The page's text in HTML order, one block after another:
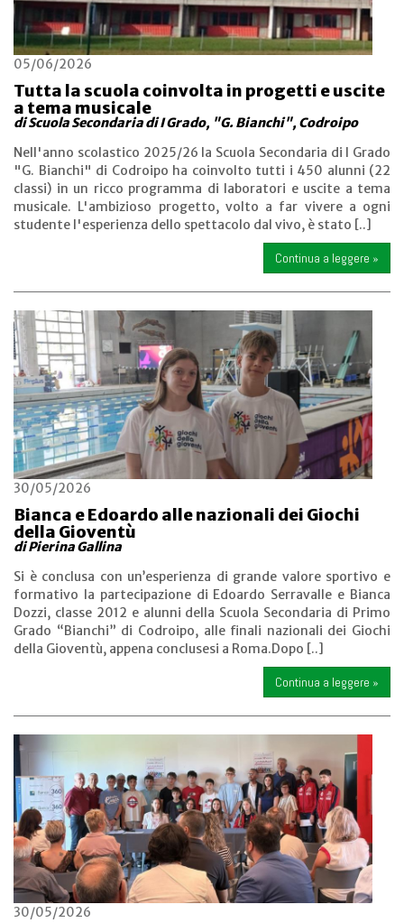
05/06/2026
Tutta la scuola coinvolta in progetti e uscite
a tema musicale
di Scuola Secondaria di I Grado, "G. Bianchi", Codroipo
Nell'anno scolastico 2025/26 la Scuola Secondaria di I Grado
"G. Bianchi" di Codroipo ha coinvolto tutti i 450 alunni (22
classi) in un ricco programma di laboratori e uscite a tema
musicale. L'ambizioso progetto, volto a far vivere a ogni
studente l'esperienza dello spettacolo dal vivo, è stato [..]
Continua a leggere »
30/05/2026
Bianca e Edoardo alle nazionali dei Giochi
della Gioventù
di Pierina Gallina
Si è conclusa con un’esperienza di grande valore sportivo e
formativo la partecipazione di Edoardo Serravalle e Bianca
Dozzi, classe 2012 e alunni della Scuola Secondaria di Primo
Grado “Bianchi” di Codroipo, alle finali nazionali dei Giochi
della Gioventù, appena conclusesi a Roma.Dopo [..]
Continua a leggere »
30/05/2026